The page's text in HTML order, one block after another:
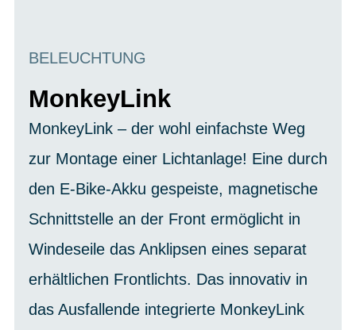
BELEUCHTUNG
MonkeyLink
MonkeyLink – der wohl einfachste Weg
zur Montage einer Lichtanlage! Eine durch
den E-Bike-Akku gespeiste, magnetische
Schnittstelle an der Front ermöglicht in
Windeseile das Anklipsen eines separat
erhältlichen Frontlichts. Das innovativ in
das Ausfallende integrierte MonkeyLink